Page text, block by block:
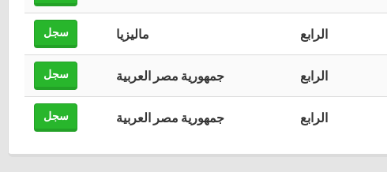
الرابع ماليزيا سجل
الرابع جمهورية مصر العربية سجل
الرابع جمهورية مصر العربية سجل